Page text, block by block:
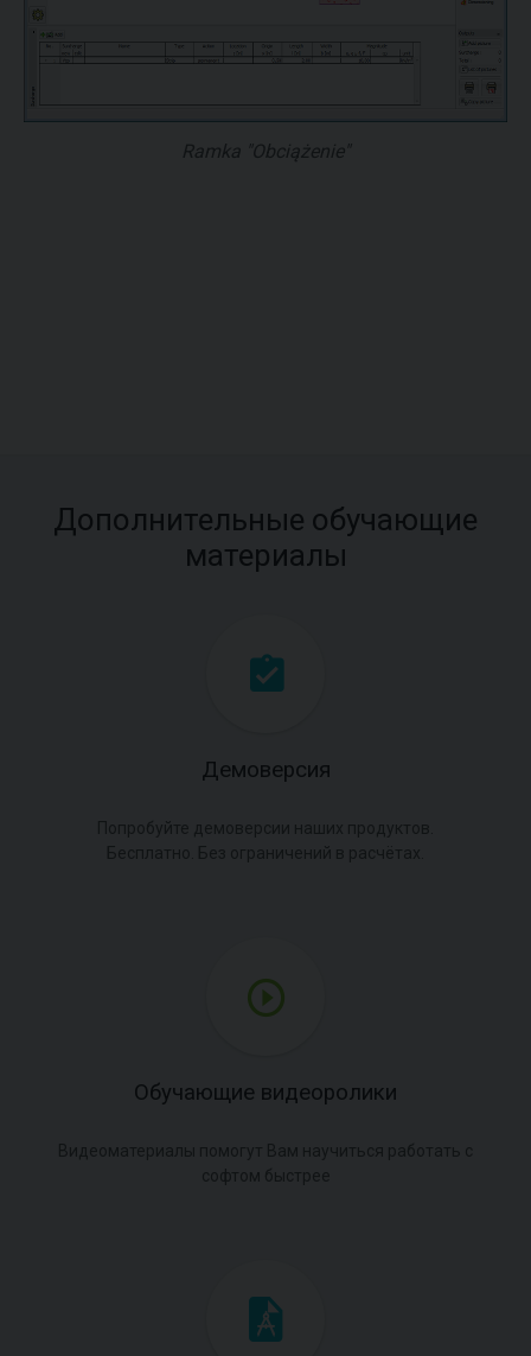
Ramka "Obciążenie"
Дополнительные обучающие
материалы
Демоверсия
Обучающие видеоролики